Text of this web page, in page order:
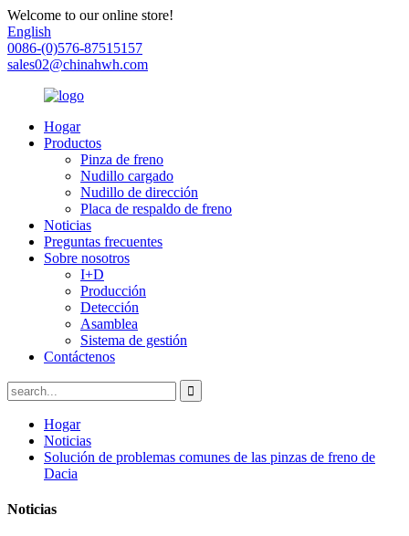
Welcome to our online store!
English
0086-(0)576-87515157
sales02@chinahwh.com
Hogar
Productos
Pinza de freno
Nudillo cargado
Nudillo de dirección
Placa de respaldo de freno
Noticias
Preguntas frecuentes
Sobre nosotros
I+D
Producción
Detección
Asamblea
Sistema de gestión
Contáctenos
Hogar
Noticias
Solución de problemas comunes de las pinzas de freno de
Dacia
Noticias